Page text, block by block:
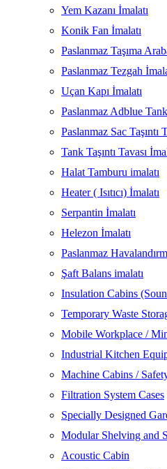
Yem Kazanı İmalatı
Konik Fan İmalatı
Paslanmaz Taşıma
Paslanmaz Tezgah
Uçan Kapı İmalatı
Paslanmaz Adblue
Paslanmaz Sac Taşıntı
Tank Taşıntı Tavası
Halat Tamburu imalatı
Heater ( Isıtıcı) İmalatı
Serpantin İmalatı
Helezon İmalatı
Paslanmaz
Şaft Balans imalatı
Insulation Cabins
Temporary Waste
Mobile Workplace /
Industrial Kitchen
Machine Cabins /
Filtration System Cases
Specially Designed
Modular Shelving and
Acoustic Cabin